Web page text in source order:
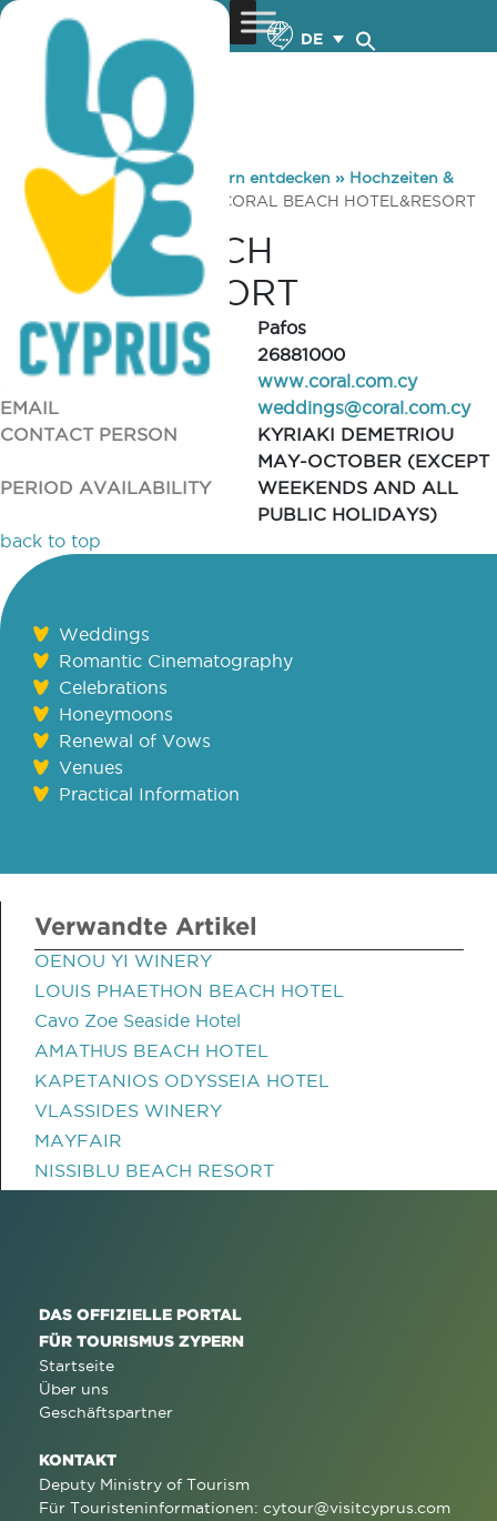
DE
You are here: Home »Zypern entdecken » Hochzeiten &
Flitterwochen
»Venues CORAL BEACH HOTEL&RESORT
CORAL BEACH
HOTEL&RESORT
REGION
Pafos
TELEPHONE
26881000
WEBSITE
www.coral.com.cy
EMAIL
weddings@coral.com.cy
CONTACT PERSON
KYRIAKI DEMETRIOU
PERIOD AVAILABILITY
MAY-OCTOBER (EXCEPT
WEEKENDS AND ALL
PUBLIC HOLIDAYS)
back to top
Weddings
Romantic Cinematography
Celebrations
Honeymoons
Renewal of Vows
Venues
Practical Information
Verwandte Artikel
OENOU YI WINERY
LOUIS PHAETHON BEACH HOTEL
Cavo Zoe Seaside Hotel
AMATHUS BEACH HOTEL
KAPETANIOS ODYSSEIA HOTEL
VLASSIDES WINERY
MAYFAIR
NISSIBLU BEACH RESORT
DAS OFFIZIELLE PORTAL
FÜR TOURISMUS ZYPERN
Startseite
Über uns
Geschäftspartner
KONTAKT
Deputy Ministry of Tourism
Für Touristeninformationen: cytour@visitcyprus.com